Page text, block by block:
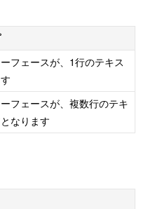
フェースが、1行のテキス
フェースが、複数行のテキ
なります